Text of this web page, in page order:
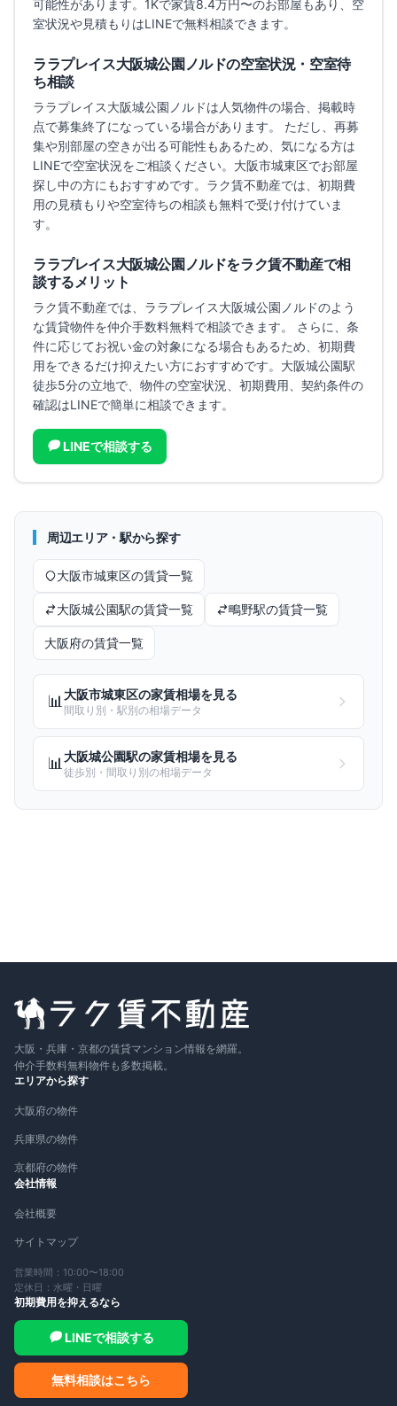
可能性があります。 1Kで家賃8.4万円〜のお部屋もあり、 空
室状況や見積もりはLINEで無料相談できます。
ララプレイス大阪城公園ノルドの空室状況・空室待
ち相談
ララプレイス大阪城公園ノルドは人気物件の場合、掲載時
点で募集終了になっている場合があります。 ただし、再募
集や別部屋の空きが出る可能性もあるため、気になる方は
LINEで空室状況をご相談ください。 大阪市城東区でお部屋
探し中の方にもおすすめです。 ラク賃不動産では、初期費
用の見積もりや空室待ちの相談も無料で受け付けていま
す。
ララプレイス大阪城公園ノルドをラク賃不動産で相
談するメリット
ラク賃不動産では、 ララプレイス大阪城公園ノルドのよう
な賃貸物件を仲介手数料無料で相談できます。 さらに、条
件に応じてお祝い金の対象になる場合もあるため、初期費
用をできるだけ抑えたい方におすすめです。 大阪城公園駅
徒歩5分の立地で、 物件の空室状況、初期費用、契約条件の
確認はLINEで簡単に相談できます。
LINEで相談する
周辺エリア・駅から探す
大阪市城東区の賃貸一覧
大阪城公園駅の賃貸一覧 鴫野駅の賃貸一覧
大阪府の賃貸一覧
📊 大阪市城東区の家賃相場を見る
間取り別・駅別の相場データ
📊 大阪城公園駅の家賃相場を見る
徒歩別・間取り別の相場データ
大阪・兵庫・京都の賃貸マンション情報を網羅。
仲介手数料無料物件も多数掲載。
エリアから探す
大阪府の物件
兵庫県の物件
京都府の物件
会社情報
会社概要
サイトマップ
営業時間：10:00〜18:00
定休日：水曜・日曜
初期費用を抑えるなら
LINEで相談する
無料相談はこちら